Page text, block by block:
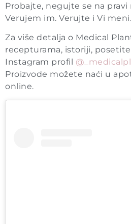
Probajte, negujte se na pravi
Verujem im. Verujte i Vi meni.
Za više detalja o Medical
recepturama, istoriji, posetite
Instagram profil
Proizvode možete naći u
online.